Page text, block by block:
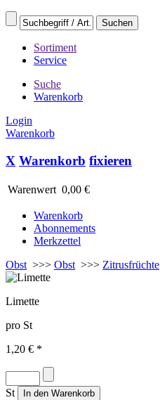
Sortiment
Service
Suche
Warenkorb
Login
Warenkorb
X Warenkorb fixieren
Warenwert 0,00 €
Warenkorb
Abonnements
Merkzettel
Obst >>> Obst >>> Zitrusfrüchte
Limette
pro St
1,20 € *
St